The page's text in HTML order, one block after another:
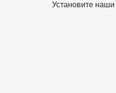
Установите